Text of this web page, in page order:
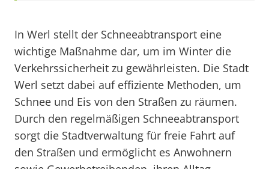
In Werl stellt der Schneeabtransport eine
wichtige Maßnahme dar, um im Winter die
Verkehrssicherheit zu gewährleisten. Die Stadt
Werl setzt dabei auf effiziente Methoden, um
Schnee und Eis von den Straßen zu räumen.
Durch den regelmäßigen Schneeabtransport
sorgt die Stadtverwaltung für freie Fahrt auf
den Straßen und ermöglicht es Anwohnern